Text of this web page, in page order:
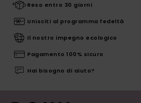
Reso entro 30 giorni
Unisciti al programma fedeltà
Il nostro impegno ecologico
Pagamento 100% sicuro
Hai bisogno di aiuto?